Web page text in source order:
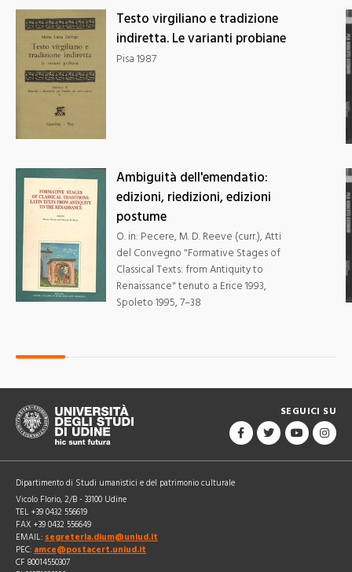
Testo virgiliano e tradizione
indiretta. Le varianti probiane
Pisa 1987
Ambiguità dell'emendatio:
edizioni, riedizioni, edizioni
postume
O. in: Pecere, M. D. Reeve (curr.), Atti
del Convegno "Formative Stages of
Classical Texts: from Antiquity to
Renaissance" tenuto a Erice 1993,
Spoleto 1995, 7–38
SEGUICI SU
Dipartimento di Studi umanistici e del patrimonio culturale
Vicolo Florio, 2/B - 33100 Udine
TEL +39 0432 556619
FAX +39 0432 556649
EMAIL: segreteria.dium@uniud.it
PEC: amce@postacert.uniud.it
CF 80014550307